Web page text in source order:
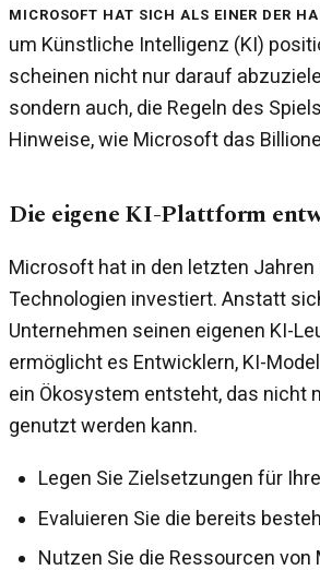
Microsoft hat sich als einer der
um Künstliche Intelligenz (KI)
scheinen nicht nur darauf
sondern auch, die Regeln des
Hinweise, wie Microsoft das
Die eigene KI-Plattform
Microsoft hat in den letzten
Technologien investiert. Anstatt
Unternehmen seinen eigenen KI-
ermöglicht es Entwicklern, KI-
ein Ökosystem entsteht, das nicht
genutzt werden kann.
Legen Sie Zielsetzungen für
Evaluieren Sie die bereits
Nutzen Sie die Ressourcen